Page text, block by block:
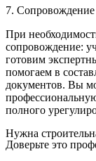
7.
При
сопровождение:
готовим
помогаем в
документов. Вы
полного
Нужна
Доверьте это